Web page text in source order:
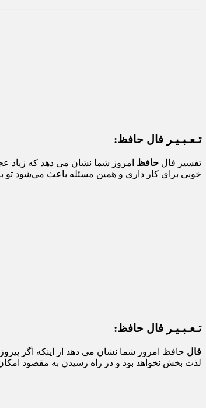
تـعـبـیـر فال حافظ:
تفسیر فال حافظ امروز شما نشان می دهد که زیاد
خوبی برای کار داری و همین مسئله باعث می‌شود تو
تـعـبـیـر فال حافظ:
فال حافظ امروز شما نشان می دهد از اینکه اگر
لذت بخش نخواهد بود و در راه رسیدن به مقصود